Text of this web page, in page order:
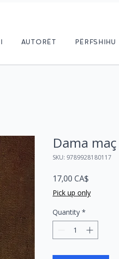
AUTORËT PËRFSHIHU
Dama maç
SKU: 9789928180117
17,00 CA$
Pick up only
Quantity *